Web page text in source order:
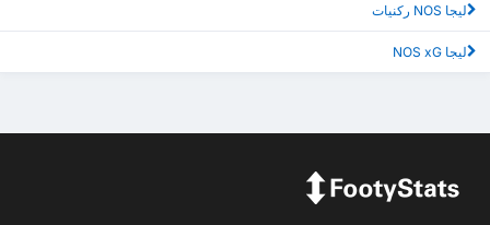
ليجا NOS ركنيات
ليجا NOS xG